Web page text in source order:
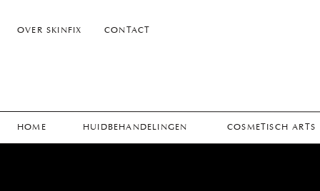
CONTACT
OVER SKINFIX
HOME HUIDBEHANDELINGEN COSMETISCH ARTS